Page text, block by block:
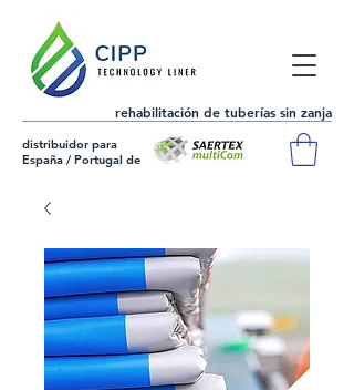
675 119
314
rehabilitación de tuberías sin zanja
distribuidor para
España / Portugal de